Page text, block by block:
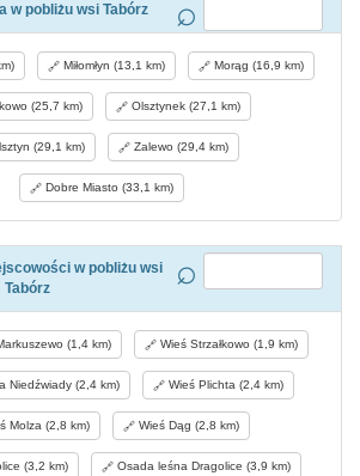
w pobliżu wsi Tabórz
Miłomłyn (13,1 km) Morąg (16,9 km)
(25,7 km) Olsztynek (27,1 km)
(29,1 km) Zalewo (29,4 km)
Dobre Miasto (33,1 km)
w pobliżu wsi
Tabórz
(1,4 km) Wieś Strzałkowo (1,9 km)
Niedźwiady (2,4 km) Wieś Plichta (2,4 km)
Molza (2,8 km) Wieś Dąg (2,8 km)
(3,2 km) Osada leśna Dragolice (3,9 km)